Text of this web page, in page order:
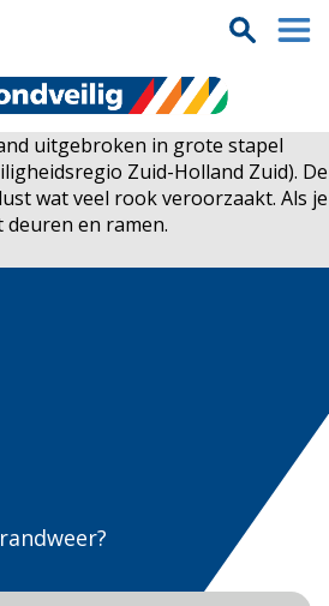
uitgebroken in grote stapel
Zuid-Holland Zuid). De
wat veel rook veroorzaakt. Als je
en ramen.